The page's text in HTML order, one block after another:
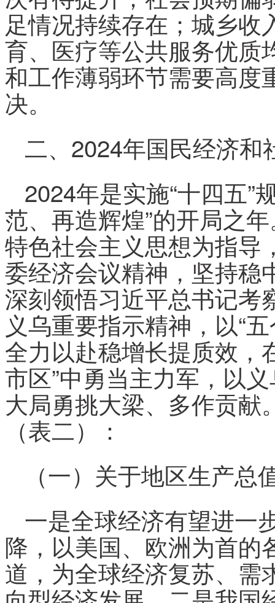
足情况持续存在；城乡
育、医疗等公共服务优质
和工作薄弱环节需要高度
决。
二、2024年国民经济
2024年是实施“十四五”
范、再造辉煌”的开局之
特色社会主义思想为指导
委经济会议精神，坚持稳
深刻领悟习近平总书记考
义乌重要指示精神，以“
全力以赴稳增长提质效，
市区”中勇当主力军，以义
大局勇挑大梁、多作贡献
（表二）：
（一）关于地区生产
一是全球经济有望进一
降，以美国、欧洲为首的
道，为全球经济复苏、需